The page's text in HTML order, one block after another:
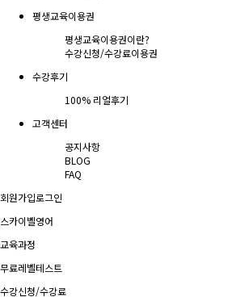
평생교육이용권
평생교육이용권이란?
수강신청/수강료이용권
수강후기
100% 리얼후기
고객센터
공지사항
BLOG
FAQ
회원가입로그인
스카이벨영어
교육과정
무료레벨테스트
수강신청/수강료